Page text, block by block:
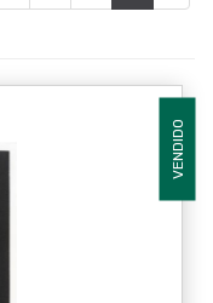
VENDIDO